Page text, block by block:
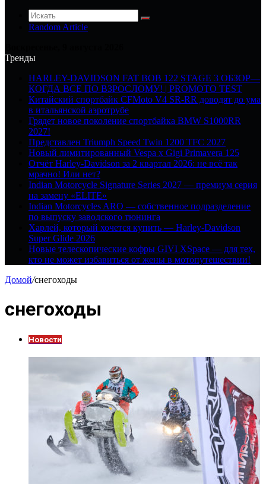
Random Article
Тренды
HARLEY-DAVIDSON FAT BOB 122 STAGE 3 ОБЗОР—
КОГДА ВСЕ ПО ВЗРОСЛОМУ! | PROMOTO TEST
Китайский спортбайк CFMoto V4 SR-RR доводят до ума
в итальянской аэротрубе
Грядет новое поколение спортбайка BMW S1000RR
2027!
Представлен Triumph Speed Twin 1200 TFC 2027
Новый лимитированный Vespa x Gigi Primavera 125
Отчёт Harley-Davidson за 2 квартал 2026: не всё так
мрачно! Или нет?
Indian Motorcycle Signature Series 2027 — премиум серия
на замену «ELITE»
Indian Motorcycles ARO — собственное подразделение
по выпуску заводского тюнинга
Харлей, который хочется купить — Harley-Davidson
Super Glide 2026
Новые телескопические кофры GIVI XSpace — для тех,
кто не может избавиться от жены в мотопутешествии!
Домой/снегоходы
снегоходы
Новости